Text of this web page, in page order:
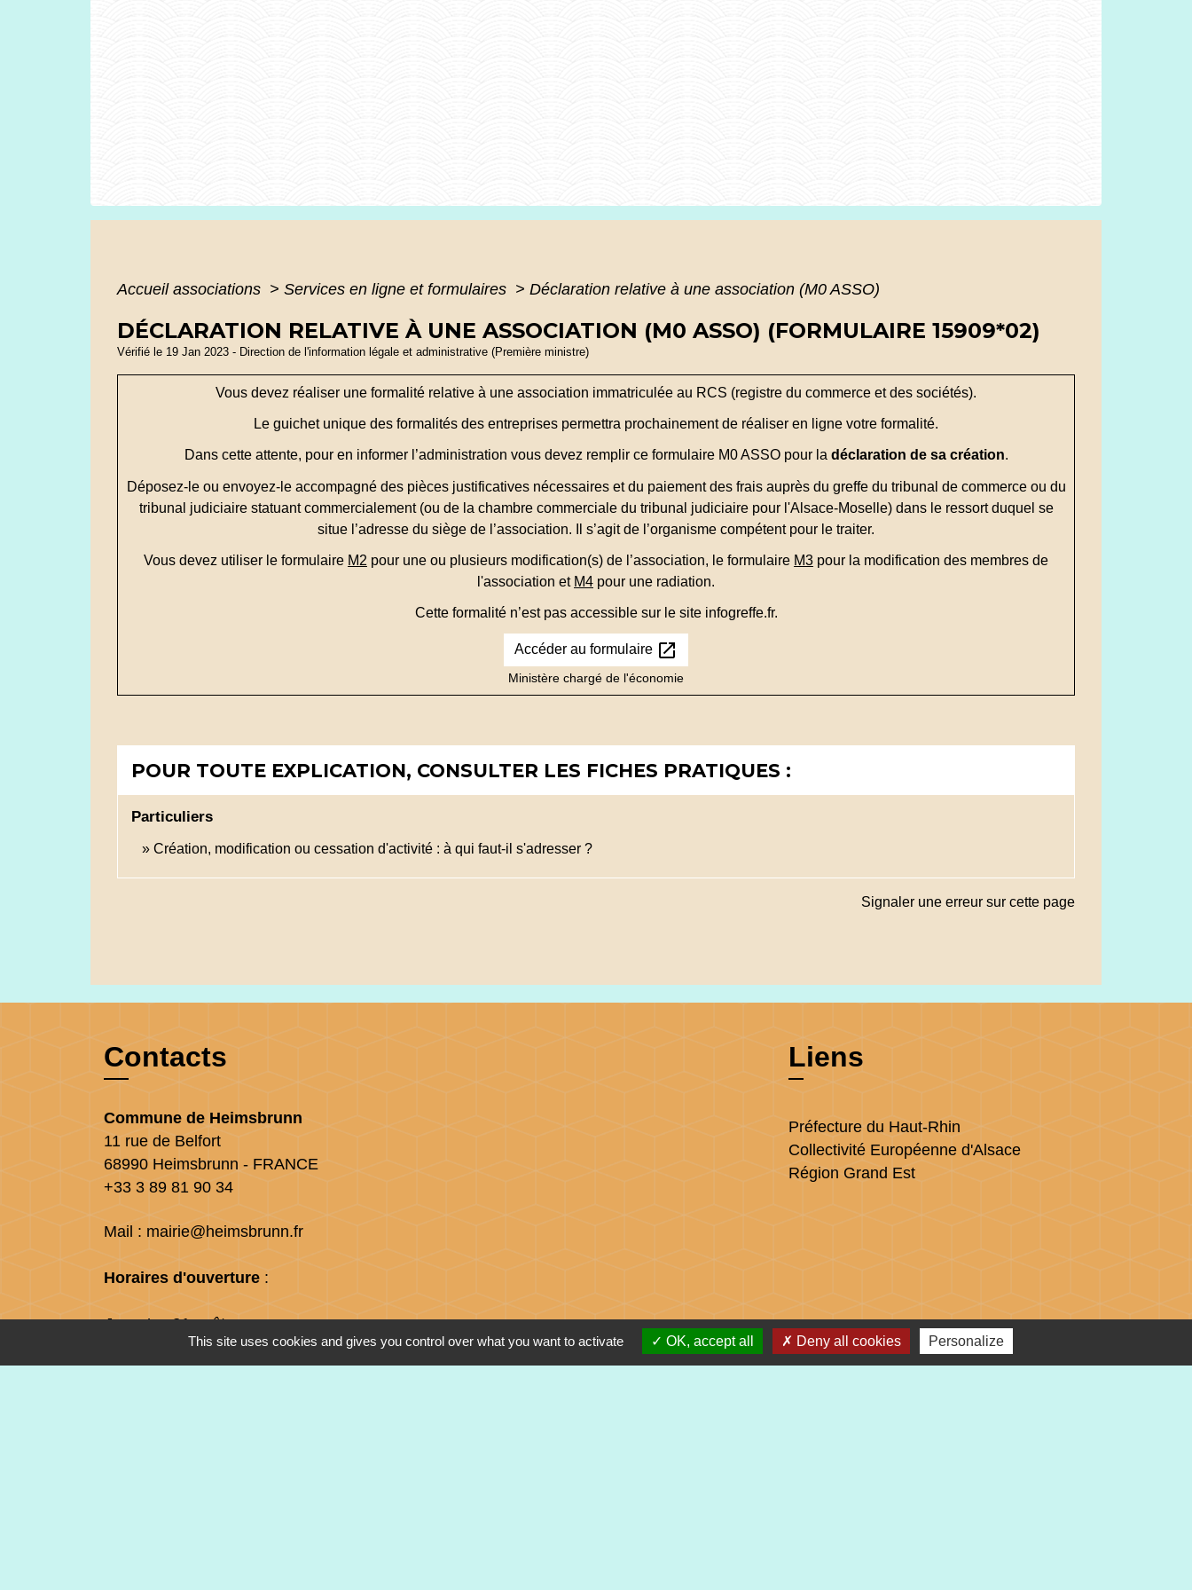
Accueil associations > Services en ligne et formulaires > Déclaration relative à une association (M0 ASSO)
DÉCLARATION RELATIVE À UNE ASSOCIATION (M0 ASSO) (FORMULAIRE 15909*02)
Vérifié le 19 Jan 2023 - Direction de l'information légale et administrative (Première ministre)
Vous devez réaliser une formalité relative à une association immatriculée au RCS (registre du commerce et des sociétés).
Le guichet unique des formalités des entreprises permettra prochainement de réaliser en ligne votre formalité.
Dans cette attente, pour en informer l’administration vous devez remplir ce formulaire M0 ASSO pour la déclaration de sa création.
Déposez-le ou envoyez-le accompagné des pièces justificatives nécessaires et du paiement des frais auprès du greffe du tribunal de commerce ou du
tribunal judiciaire statuant commercialement (ou de la chambre commerciale du tribunal judiciaire pour l'Alsace-Moselle) dans le ressort duquel se
situe l’adresse du siège de l’association. Il s’agit de l’organisme compétent pour le traiter.
Vous devez utiliser le formulaire M2 pour une ou plusieurs modification(s) de l’association, le formulaire M3 pour la modification des membres de
l'association et M4 pour une radiation.
Cette formalité n’est pas accessible sur le site infogreffe.fr.
Accéder au formulaire open_in_new
Ministère chargé de l'économie
POUR TOUTE EXPLICATION, CONSULTER LES FICHES PRATIQUES :
Particuliers
Création, modification ou cessation d'activité : à qui faut-il s'adresser ?
Signaler une erreur sur cette page
Contacts
Commune de Heimsbrunn
11 rue de Belfort
68990 Heimsbrunn - FRANCE
+33 3 89 81 90 34
Mail : mairie@heimsbrunn.fr
Horaires d'ouverture :
Jusqu'au 31 août :
Lundi : 8h à 15h
Mardi : 8h à 15h
Liens
Préfecture du Haut-Rhin
Collectivité Européenne d'Alsace
Région Grand Est
This site uses cookies and gives you control over what you want to activate OK, accept all Deny all cookies Personalize